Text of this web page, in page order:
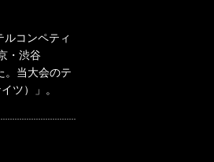
コンペティ
・渋谷
。当大会のテ
ツ）」。